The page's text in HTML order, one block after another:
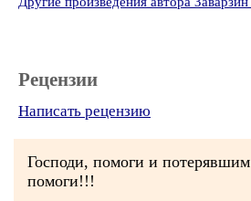
Рецензии
Написать рецензию
Господи, помоги и
помоги!!!